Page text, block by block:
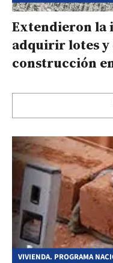
Extendieron la
adquirir lotes y
construcción
VIVIENDA. PROGRAMA